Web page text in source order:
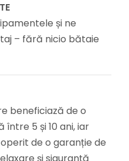
și ne
– fără nicio bătaie
beneficiază de o
5 și 10 ani, iar
de o garanție de